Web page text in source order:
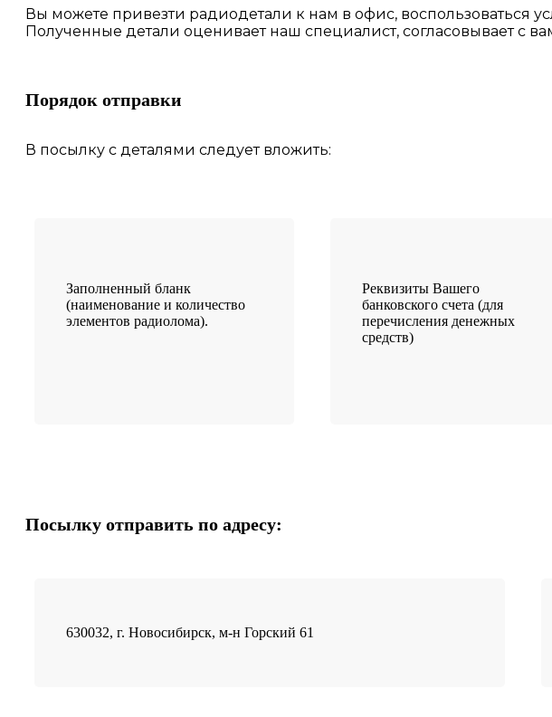
Вы можете привезти радиодетали к нам в офис, воспользоваться
Полученные детали оценивает наш специалист, согласовываетс
Порядок отправки
В посылку с деталями следует вложить:
Заполненный бланк
(наименование и количество
элементов радиолома).
Реквизиты Вашего
банковского счета (для
перечисления денежных
средств)
Посылку отправить по адресу:
630032, г. Новосибирск, м-н Горский 61